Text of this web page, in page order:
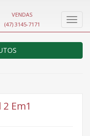
VENDAS
(47) 3145-7171
Em1